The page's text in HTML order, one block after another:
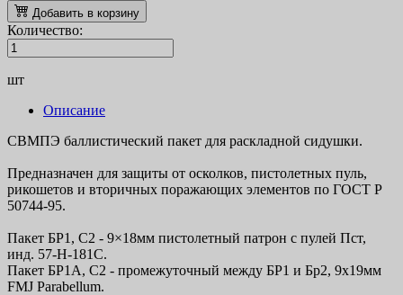
Добавить в корзину
Количество:
шт
Описание
СВМПЭ баллистический пакет для раскладной сидушки.
Предназначен для защиты от осколков, пистолетных пуль,
рикошетов и вторичных поражающих элементов по ГОСТ Р
50744-95.
Пакет БР1, С2 - 9×18мм пистолетный патрон с пулей Пст,
инд. 57-Н-181С.
Пакет БР1А, С2 - промежуточный между БР1 и Бр2, 9x19мм
FMJ Parabellum.